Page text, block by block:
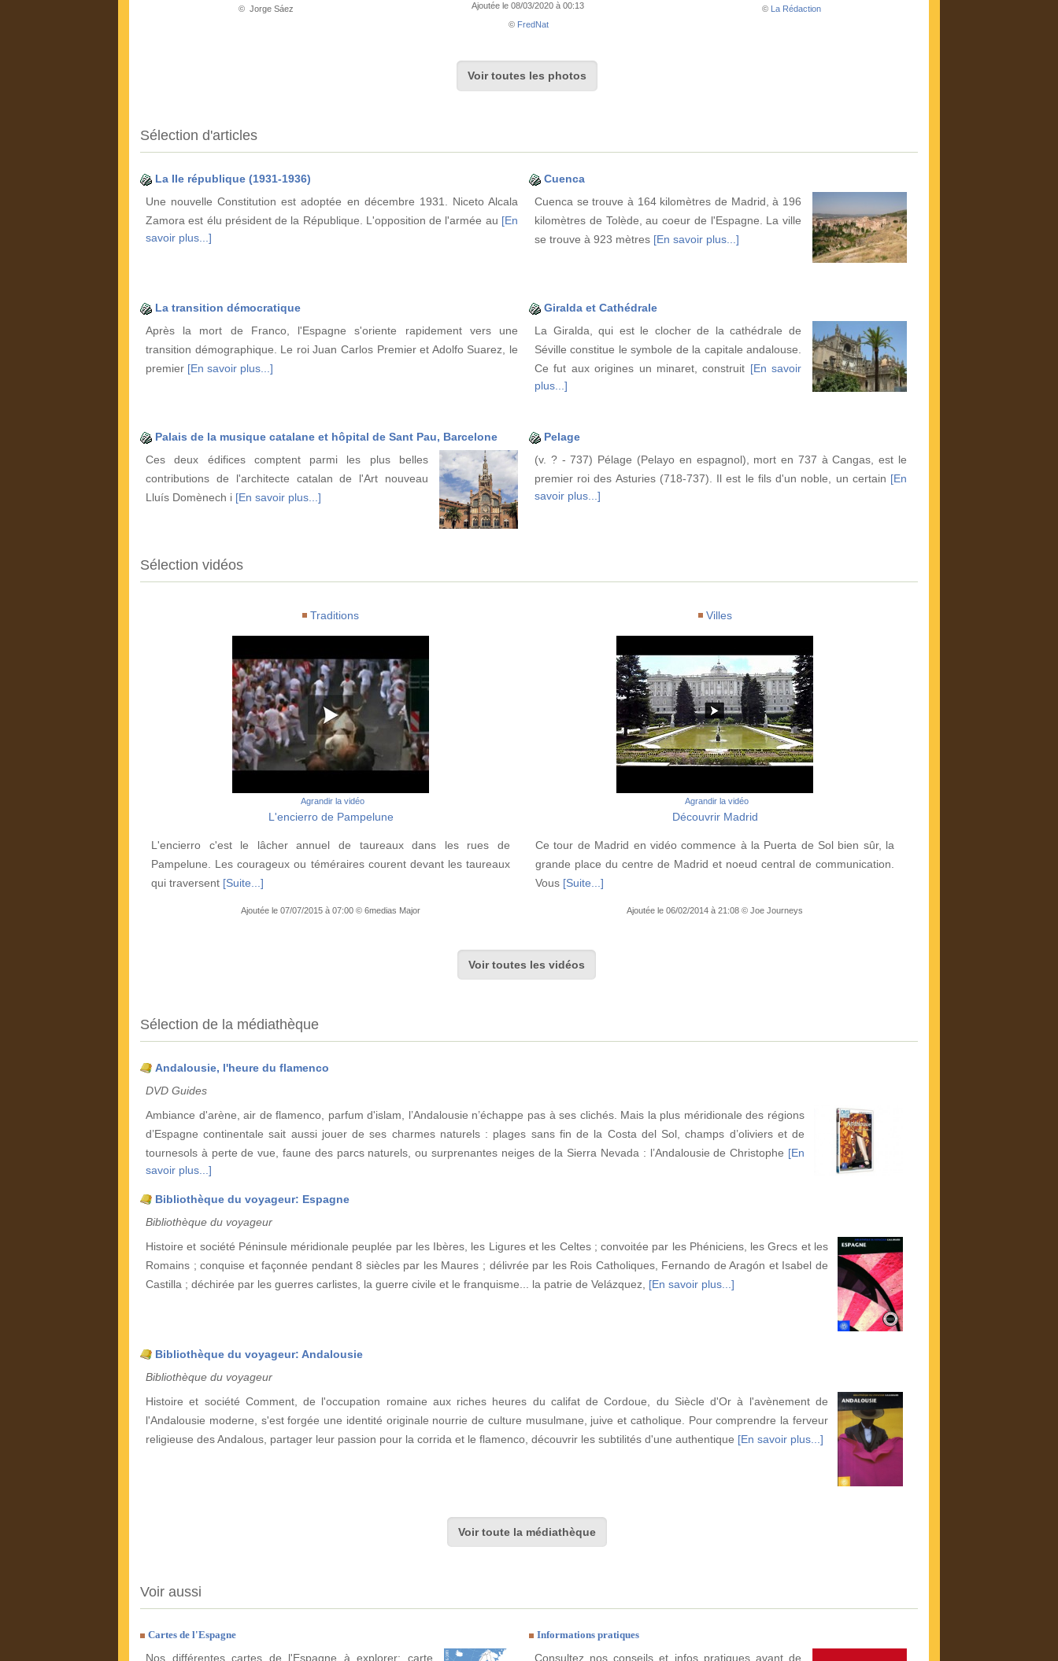
© Jorge Sáez
Ajoutée le 08/03/2020 à 00:13
© FredNat
©
La Rédaction
Voir toutes les photos
Sélection d'articles
La IIe république (1931-1936)
Une nouvelle Constitution est adoptée en décembre 1931. Niceto Alcala
Zamora est élu président de la République. L'opposition de l'armée au [En
savoir plus...]
Cuenca
Cuenca se trouve à 164 kilomètres de Madrid, à 196
kilomètres de Tolède, au coeur de l'Espagne. La ville
se trouve à 923 mètres [En savoir plus...]
La transition démocratique
Après la mort de Franco, l'Espagne s'oriente rapidement vers une
transition démographique. Le roi Juan Carlos Premier et Adolfo Suarez, le
premier [En savoir plus...]
Giralda et Cathédrale
La Giralda, qui est le clocher de la cathédrale de
Séville constitue le symbole de la capitale andalouse.
Ce fut aux origines un minaret, construit [En savoir
plus...]
Palais de la musique catalane et hôpital de Sant Pau, Barcelone
Ces deux édifices comptent parmi les plus belles
contributions de l'architecte catalan de l'Art nouveau
Lluís Domènech i [En savoir plus...]
Pelage
(v. ? - 737) Pélage (Pelayo en espagnol), mort en 737 à Cangas, est le
premier roi des Asturies (718-737). Il est le fils d'un noble, un certain [En
savoir plus...]
Sélection vidéos
Traditions
Agrandir la vidéo
L'encierro de Pampelune
L'encierro c'est le lâcher annuel de taureaux dans les rues de
Pampelune. Les courageux ou téméraires courent devant les taureaux
qui traversent [Suite...]
Ajoutée le 07/07/2015 à 07:00 © 6medias Major
Villes
Agrandir la vidéo
Découvrir Madrid
Ce tour de Madrid en vidéo commence à la Puerta de Sol bien sûr, la
grande place du centre de Madrid et noeud central de communication.
Vous [Suite...]
Ajoutée le 06/02/2014 à 21:08 © Joe Journeys
Voir toutes les vidéos
Sélection de la médiathèque
Andalousie, l'heure du flamenco
DVD Guides
Ambiance d'arène, air de flamenco, parfum d'islam, l’Andalousie n’échappe pas à ses clichés. Mais la plus méridionale des régions
d’Espagne continentale sait aussi jouer de ses charmes naturels : plages sans fin de la Costa del Sol, champs d’oliviers et de
tournesols à perte de vue, faune des parcs naturels, ou surprenantes neiges de la Sierra Nevada : l’Andalousie de Christophe [En
savoir plus...]
Bibliothèque du voyageur: Espagne
Bibliothèque du voyageur
Histoire et société Péninsule méridionale peuplée par les Ibères, les Ligures et les Celtes ; convoitée par les Phéniciens, les Grecs et les
Romains ; conquise et façonnée pendant 8 siècles par les Maures ; délivrée par les Rois Catholiques, Fernando de Aragón et Isabel de
Castilla ; déchirée par les guerres carlistes, la guerre civile et le franquisme... la patrie de Velázquez, [En savoir plus...]
Bibliothèque du voyageur: Andalousie
Bibliothèque du voyageur
Histoire et société Comment, de l'occupation romaine aux riches heures du califat de Cordoue, du Siècle d'Or à l'avènement de
l'Andalousie moderne, s'est forgée une identité originale nourrie de culture musulmane, juive et catholique. Pour comprendre la ferveur
religieuse des Andalous, partager leur passion pour la corrida et le flamenco, découvrir les subtilités d'une authentique [En savoir plus...]
Voir toute la médiathèque
Voir aussi
Cartes de l'Espagne
Nos différentes cartes de l'Espagne à explorer: carte
Informations pratiques
Consultez nos conseils et infos pratiques avant de